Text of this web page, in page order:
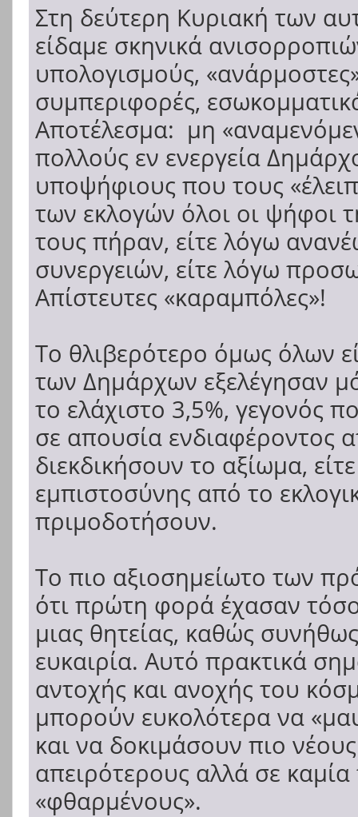
Στη δεύτερη Κυριακή των
είδαμε σκηνικά
υπολογισμούς,
συμπεριφορές,
Αποτέλεσμα: μη
πολλούς εν ενεργεία
υποψήφιους που τους
των εκλογών όλοι οι ψήφοι
τους πήραν, είτε λόγω
συνεργειών, είτε λόγω
Απίστευτες «καραμπόλες»!
Το θλιβερότερο όμως όλων
των Δημάρχων εξελέγησαν
το ελάχιστο 3,5%, γεγονός
σε απουσία ενδιαφέροντος
διεκδικήσουν το αξίωμα,
εμπιστοσύνης από το
πριμοδοτήσουν.
Το πιο αξιοσημείωτο των
ότι πρώτη φορά έχασαν
μιας θητείας, καθώς
ευκαιρία. Αυτό πρακτικά
αντοχής και ανοχής του
μπορούν ευκολότερα να
και να δοκιμάσουν πιο
απειρότερους αλλά σε
«φθαρμένους».